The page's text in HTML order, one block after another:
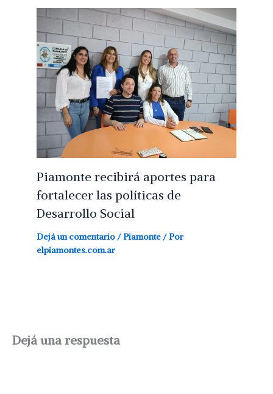
Piamonte recibirá aportes para
fortalecer las políticas de
Desarrollo Social
Dejá un comentario /Piamonte / Por
elpiamontes.com.ar
Dejá una respuesta